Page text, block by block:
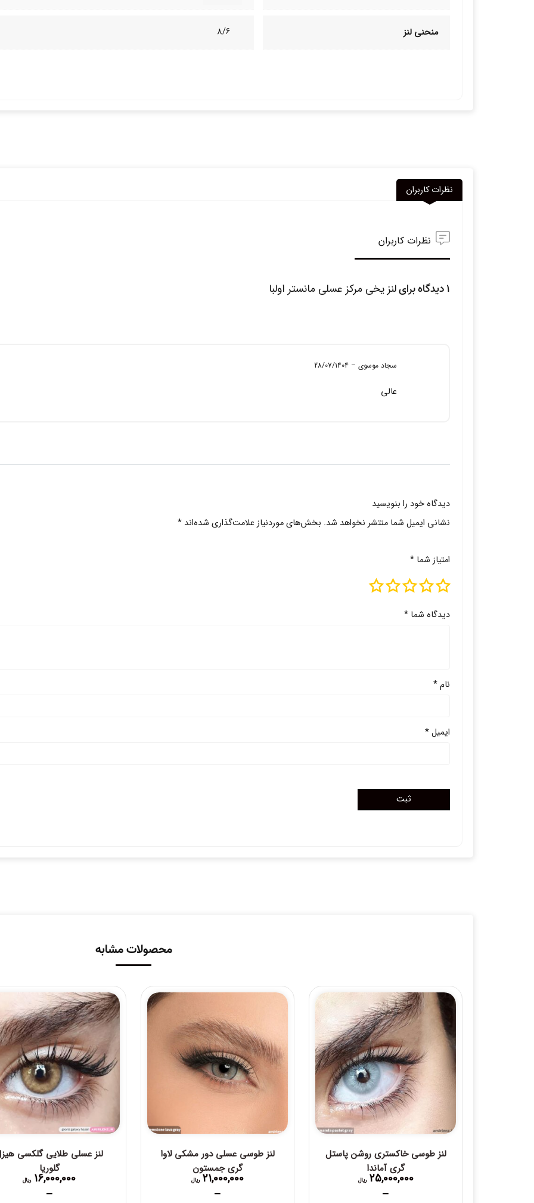
منحنی لنز 8/6
نظرات کاربران
نظرات کاربران
1 دیدگاه برای لنز یخی مرکز عسلی مانستر اولبا
سجاد موسوی –
28/07/1404
عالی
دیدگاه خود را بنویسید
نشانی ایمیل شما منتشر نخواهد شد. بخش‌های موردنیاز علامت‌گذاری شده‌اند *
امتیاز شما *
دیدگاه شما *
نام*
ایمیل*
محصولات مشابه
لنز طوسی خاکستری روشن پاستل
گری آماندا
25,000,000 ریال
–
لنز طوسی عسلی دور مشکی لاوا
گری جمستون
21,000,000 ریال
–
لنز عسلی طلایی گلکسی
گلوریا
16,000,000 ریال
–